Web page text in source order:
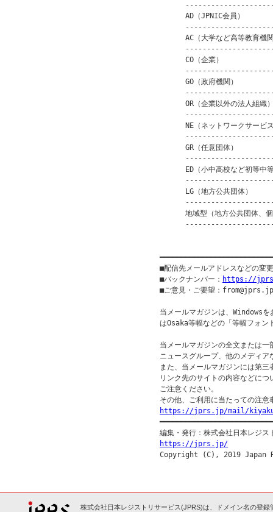
AD（JPNIC会員）
AC（大学など高等教育
CO（企業）
GO（政府機関）
OR（企業以外の法人組
NE（ネットワークサー
GR（任意団体）
ED（小中高校など初等中
LG（地方公共団体）
地域型（地方公共団体、
■配信先メールアドレスなどの変
■バックナンバー： https://
■ご意見・ご要望：from@jprs.jp
当メールマガジンは、Windowsを
はOsaka等幅などの「等幅フォン
当メールマガジンの全文または一
ニュースグループ、他のメディ
また、当メールマガジンには第
リンク先のサイトの内容などに
ご注意ください。
https://jprs.jp/mail/
https://jprs.jp/
株式会社日本レジストリサービス(JPRS)は、ドメイン名の登録